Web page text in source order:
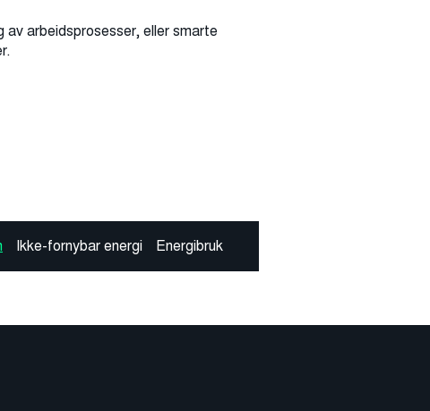
av arbeidsprosesser, eller smarte
Ikke-fornybar energi Energibruk